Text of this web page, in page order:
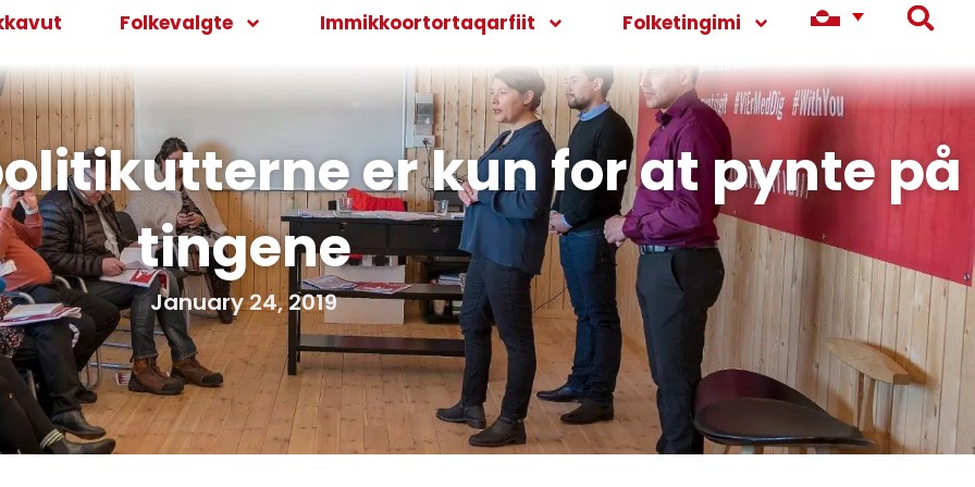
Folkevalgte Immikkoortortaqarfiit Folketingimi
er kun for at pynte på
tingene
January 24, 2019